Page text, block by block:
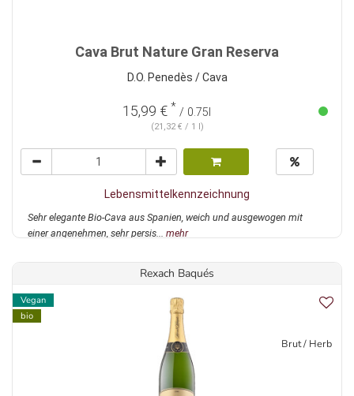
Cava Brut Nature Gran Reserva
D.O. Penedès / Cava
15,99 € * / 0.75l
(21,32 € / 1 l)
Lebensmittelkennzeichnung
Sehr elegante Bio-Cava aus Spanien, weich und ausgewogen mit
einer angenehmen, sehr persis... mehr
Rexach Baqués
Vegan
bio
Brut / Herb